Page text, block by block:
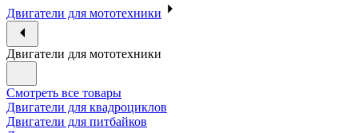
Двигатели для мототехники
Двигатели для мототехники
Смотреть все товары
Двигатели для квадроциклов
Двигатели для питбайков